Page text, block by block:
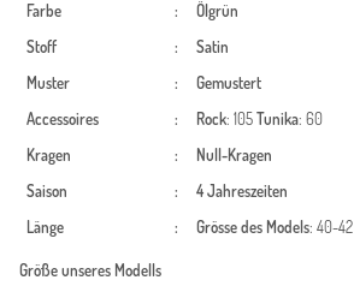
Farbe
:
Ölgrün
Stoff
:
Satin
Muster
:
Gemustert
Accessoires
: Rock: 105Tunika: 60
Kragen
:
Null-Kragen
Saison
:
4 Jahreszeiten
Länge
: Grösse des Models: 40-42
Größe unseres Modells